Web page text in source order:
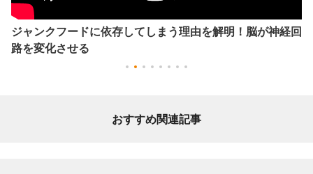
ジャンクフードに依存してしまう理由を解明！脳が神経回
路を変化させる
おすすめ関連記事